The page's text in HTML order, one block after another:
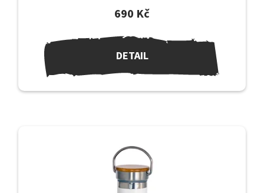
690 Kč
DETAIL